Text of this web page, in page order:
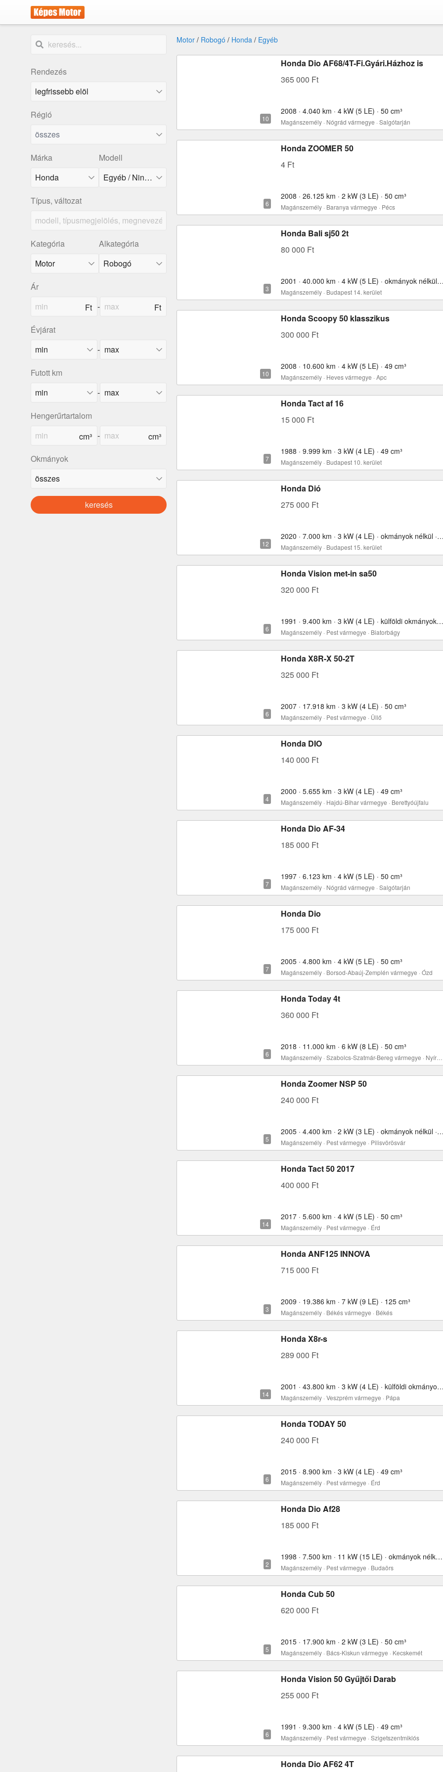
Rendezés
Régió
összes
Márka
Honda
Modell
Egyéb / Nincs a listában
Típus, változat
Kategória Alkategória
Ár
-
Évjárat
-
Futott km
-
Hengerűrtartalom
-
Okmányok
keresés
Motor / Robogó / Honda / Egyéb
Honda Dio AF68/4T-Fi.Gyári.Házhoz is
365 000 Ft
2008 · 4.040 km · 4 kW (5 LE) · 50 cm³
Magánszemély · Nógrád vármegye · Salgótarján
Honda ZOOMER 50
4 Ft
2008 · 26.125 km · 2 kW (3 LE) · 50 cm³
Magánszemély · Baranya vármegye · Pécs
Honda Bali sj50 2t
80 000 Ft
2001 · 40.000 km · 4 kW (5 LE) · okmányok nélkül · 49 cm³
Magánszemély · Budapest 14. kerület
Honda Scoopy 50 klasszikus
300 000 Ft
2008 · 10.600 km · 4 kW (5 LE) · 49 cm³
Magánszemély · Heves vármegye · Apc
Honda Tact af 16
15 000 Ft
1988 · 9.999 km · 3 kW (4 LE) · 49 cm³
Magánszemély · Budapest 10. kerület
Honda Dió
275 000 Ft
2020 · 7.000 km · 3 kW (4 LE) · okmányok nélkül · 50 cm³
Magánszemély · Budapest 15. kerület
Honda Vision met-in sa50
320 000 Ft
1991 · 9.400 km · 3 kW (4 LE) · külföldi okmányokkal · 49 cm³
Magánszemély · Pest vármegye · Biatorbágy
Honda X8R-X 50-2T
325 000 Ft
2007 · 17.918 km · 3 kW (4 LE) · 50 cm³
Magánszemély · Pest vármegye · Üllő
Honda DIO
140 000 Ft
2000 · 5.655 km · 3 kW (4 LE) · 49 cm³
Magánszemély · Hajdú-Bihar vármegye · Berettyóújfalu
Honda Dio AF-34
185 000 Ft
1997 · 6.123 km · 4 kW (5 LE) · 50 cm³
Magánszemély · Nógrád vármegye · Salgótarján
Honda Dio
175 000 Ft
2005 · 4.800 km · 4 kW (5 LE) · 50 cm³
Magánszemély · Borsod-Abaúj-Zemplén vármegye · Ózd
Honda Today 4t
360 000 Ft
2018 · 11.000 km · 6 kW (8 LE) · 50 cm³
Honda Zoomer NSP 50
240 000 Ft
2005 · 4.400 km · 2 kW (3 LE) · okmányok nélkül · 49 cm³
Magánszemély · Pest vármegye · Pilisvörösvár
Honda Tact 50 2017
400 000 Ft
2017 · 5.600 km · 4 kW (5 LE) · 50 cm³
Magánszemély · Pest vármegye · Érd
Honda ANF125 INNOVA
715 000 Ft
2009 · 19.386 km · 7 kW (9 LE) · 125 cm³
Magánszemély · Békés vármegye · Békés
Honda X8r-s
289 000 Ft
2001 · 43.800 km · 3 kW (4 LE) · külföldi okmányokkal · 70 cm³
Magánszemély · Veszprém vármegye · Pápa
Honda TODAY 50
240 000 Ft
2015 · 8.900 km · 3 kW (4 LE) · 49 cm³
Magánszemély · Pest vármegye · Érd
Honda Dio Af28
185 000 Ft
1998 · 7.500 km · 11 kW (15 LE) · okmányok nélkül · 70 cm³
Magánszemély · Pest vármegye · Budaörs
Honda Cub 50
620 000 Ft
2015 · 17.900 km · 2 kW (3 LE) · 50 cm³
Magánszemély · Bács-Kiskun vármegye · Kecskemét
Honda Vision 50 Gyűjtői Darab
255 000 Ft
1991 · 9.300 km · 4 kW (5 LE) · 49 cm³
Magánszemély · Pest vármegye · Szigetszentmiklós
Honda Dio AF62 4T